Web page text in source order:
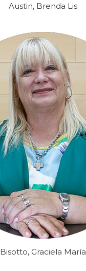
Austin, Brenda Lis
Bisotto, Graciela María